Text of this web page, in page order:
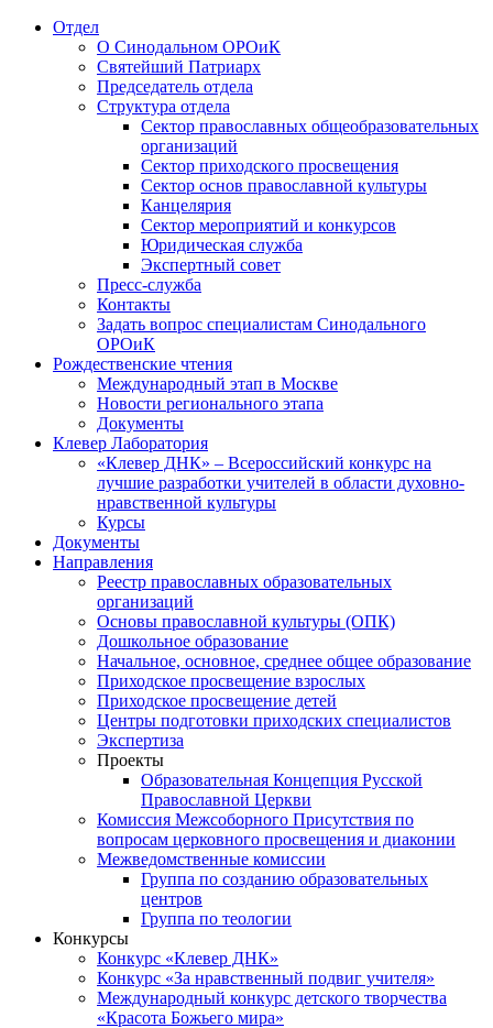
Отдел
О Синодальном ОРОиК
Святейший Патриарх
Председатель отдела
Структура отдела
Сектор православных общеобразовательных
организаций
Сектор приходского просвещения
Сектор основ православной культуры
Канцелярия
Сектор мероприятий и конкурсов
Юридическая служба
Экспертный совет
Пресс-служба
Контакты
Задать вопрос специалистам Синодального
ОРОиК
Рождественские чтения
Международный этап в Москве
Новости регионального этапа
Документы
Клевер Лаборатория
«Клевер ДНК» – Всероссийский конкурс на
лучшие разработки учителей в области духовно-
нравственной культуры
Курсы
Документы
Направления
Реестр православных образовательных
организаций
Основы православной культуры (ОПК)
Дошкольное образование
Начальное, основное, среднее общее образование
Приходское просвещение взрослых
Приходское просвещение детей
Центры подготовки приходских специалистов
Экспертиза
Проекты
Образовательная Концепция Русской
Православной Церкви
Комиссия Межсоборного Присутствия по
вопросам церковного просвещения и диаконии
Межведомственные комиссии
Группа по созданию образовательных
центров
Группа по теологии
Конкурсы
Конкурс «Клевер ДНК»
Конкурс «За нравственный подвиг учителя»
Международный конкурс детского творчества
«Красота Божьего мира»